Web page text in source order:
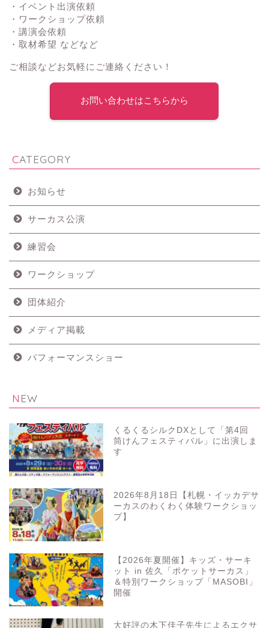
・イベント出演依頼
・ワークショップ依頼
・講演会依頼
・取材希望 などなど
ご相談などお気軽にご連絡ください！
お問い合わせはこちらから
CATEGORY
お知らせ
サーカス公演
練習会
ワークショップ
団体紹介
メディア掲載
パフォーマンスショー
NEW
くるくるシルクDXとして「第4回
筒けんフェスティバル」に出演しま
す
2026年8月18日【札幌・イッカデサ
ーカスのわくわく体験ワークショッ
プ】
【2026年夏開催】キッズ・サーキ
ット in 佐久「ポケットサーカス」
＆特別ワークショップ「MASOBI」
開催
大好評の木下佳子先生によるエクサ